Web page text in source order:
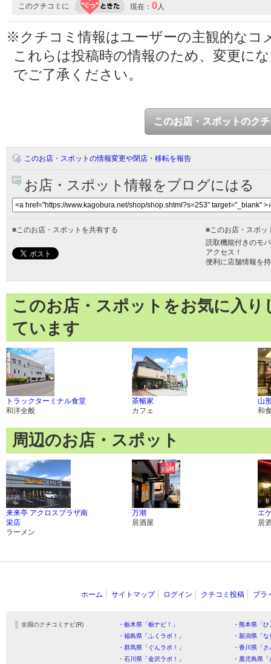
このクチコミに 現在： 0人
※クチコミ情報はユーザーの主観的なコ
これらは投稿時の情報のため、変更に
でご了承ください。
このお店・スポットのク
このお店・スポットの情報変更や閉店・移転を報告
お店・スポット情報をブログにはる
■このお店・スポットを共有する ■このお店・スポッ
読取機能付きのモ
アクセス！
便利に店舗情報を
このお店・スポットをお気に入
ています
トラックターミナル食堂
和洋全般
茶暢家
カフェ
山
和
周辺のお店・スポット
来来亭 アクロスプラザ南
栄店
ラーメン
万潮
居酒屋
エ
居
ホーム サイトマップ ログイン クチコミ投稿 プラ
全国のクチコミナビ(R) ・栃木県「栃ナビ！」
・熊本県「
・福島県「ふくラボ！」
・新潟県「
・群馬県「ぐんラボ！」
・香川県「
・石川県「金沢ラボ！」
・鹿児島県